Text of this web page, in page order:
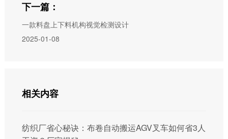
下一篇：
一款料盘上下料机构视觉检测设计
2025-01-08
相关内容
纺织厂省心秘诀：布卷自动搬运AGV叉车如何省3人